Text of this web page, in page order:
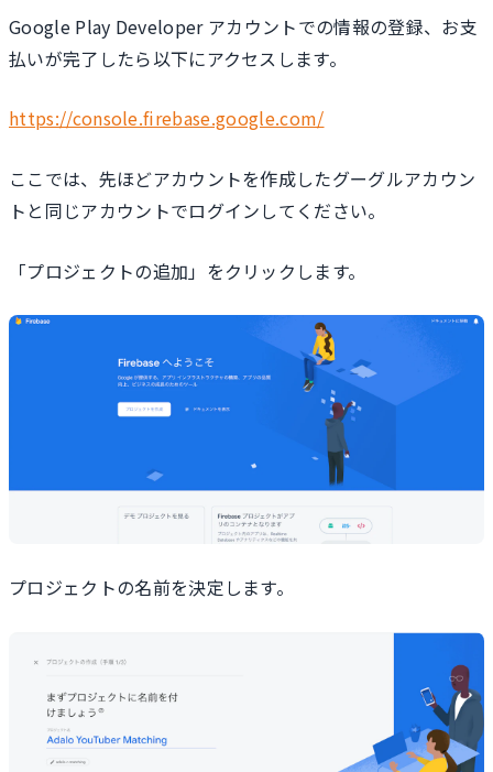
Google Play Developer アカウントでの情報の登録、お支
払いが完了したら以下にアクセスします。
https://console.firebase.google.com/
ここでは、先ほどアカウントを作成したグーグルアカウン
トと同じアカウントでログインしてください。
「プロジェクトの追加」をクリックします。
プロジェクトの名前を決定します。